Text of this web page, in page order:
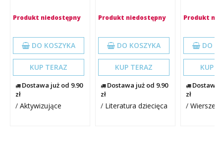
Produkt niedostępny
DO KOSZYKA
KUP TERAZ
Dostawa już od 9.90
zł
/ Aktywizujące
Produkt niedostępny
DO KOSZYKA
KUP TERAZ
Dostawa już od 9.90
zł
/ Literatura dziecięca
Produkt
DO
KUP
Dostawa
zł
/ Wiersze